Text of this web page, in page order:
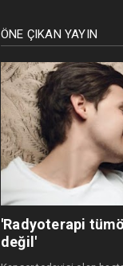
ÖNE ÇIKAN YAYIN
'Radyoterapi
değil'